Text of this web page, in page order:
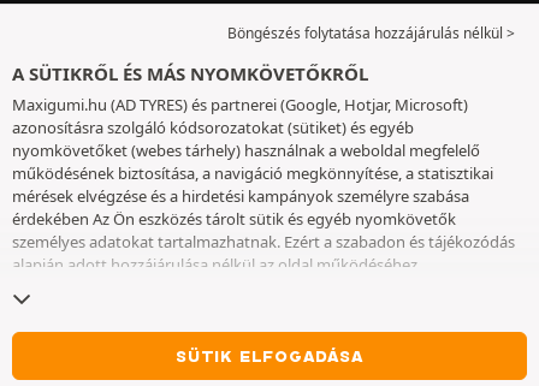
Böngészés folytatása hozzájárulás nélkül >
A SÜTIKRŐL ÉS MÁS NYOMKÖVETŐKRŐL
Maxigumi.hu (AD TYRES) és partnerei (Google, Hotjar, Microsoft)
azonosításra szolgáló kódsorozatokat (sütiket) és egyéb
nyomkövetőket (webes tárhely) használnak a weboldal megfelelő
működésének biztosítása, a navigáció megkönnyítése, a statisztikai
mérések elvégzése és a hirdetési kampányok személyre szabása
érdekében Az Ön eszközés tárolt sütik és egyéb nyomkövetők
személyes adatokat tartalmazhatnak. Ezért a szabadon és tájékozódás
alapján adott hozzájárulása nélkül az oldal működéséhez
nyomkövetőket az eszközén. Az Ön által választott beállításokat 6
hónapig őrizzük meg. A hozzájárulását bármikor visszavonhatja aSütik
és egyéb nyomkövetőkoldalon. Ön dönthet úgy, hogy a böngészést a
sütik vagy más nyomkövetők elhelyezésének elfogadása nélkül
SÜTIK ELFOGADÁSA